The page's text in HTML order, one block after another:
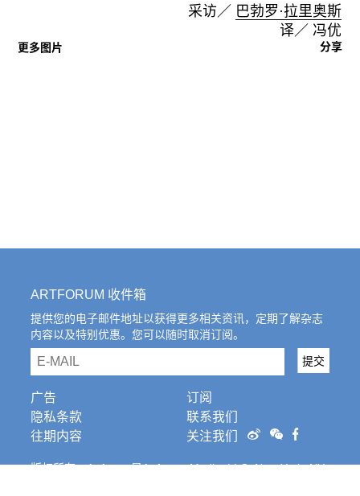
采访／ 巴勃罗·拉里奥斯
译／ 冯优
更多图片 分享
ARTFORUM 收件箱
提供您的电子邮件地址以获得更多相关资讯，定期了解杂志
内容以及特别优惠。您可以随时取消订阅。
email 提交
广告
隐私条款
往期内容
订阅
联系我们
关注我们
版权所有。Artforum是Artforum Media, LLC, New York, NY